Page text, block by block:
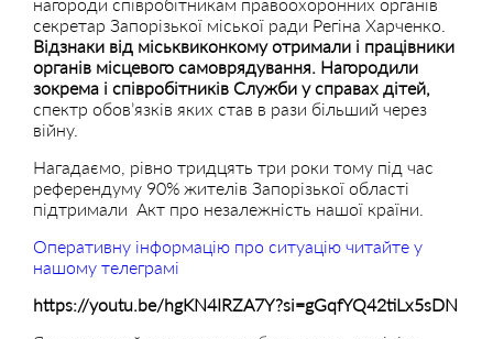
секретар Запорізької міської ради Регіна Харченко.
Відзнаки від міськвиконкому отримали і працівники
органів місцевого самоврядування. Нагородили
зокрема і співробітників Служби у справах дітей,
спектр обов’язків яких став в рази більший через
війну.
Нагадаємо, рівно тридцять три роки тому під час
референдуму 90% жителів Запорізької області
підтримали Акт про незалежність нашої країни.
Оперативну інформацію про ситуацію читайте у
нашому телеграмі
https://youtu.be/hgKN4IRZA7Y?si=gGqfYQ42tiLx5sDN